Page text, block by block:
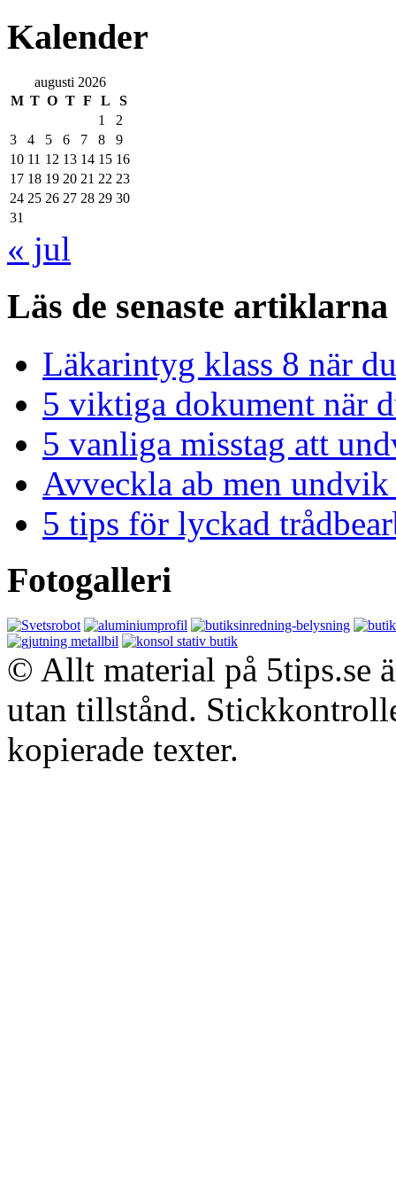
Kalender
augusti 2026
M T O T F L
S
1
2
3
4 5 6 7 8
9
10 11 12 13 14 15 16
17 18 19 20 21 22 23
24 25 26 27 28 29 30
31
« jul
Läs de senaste artiklarna
Läkarintyg klass 8 när
5 viktiga dokument när
5 vanliga misstag att
Avveckla ab men
5 tips för lyckad
Fotogalleri
© Allt material på 5tips.se
utan tillstånd.
kopierade texter.